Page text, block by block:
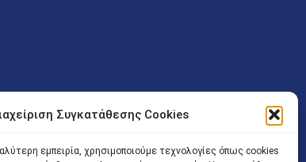
Συγκατάθεσης Cookies
εμπειρία, χρησιμοποιούμε τεχνολογίες όπως cookies
Αντιστάσεως 41 T.K.14234 Νέα Ιωνία), επιτρέπεται
στο κτήριο επιτρέπεται ελεύθερα με την